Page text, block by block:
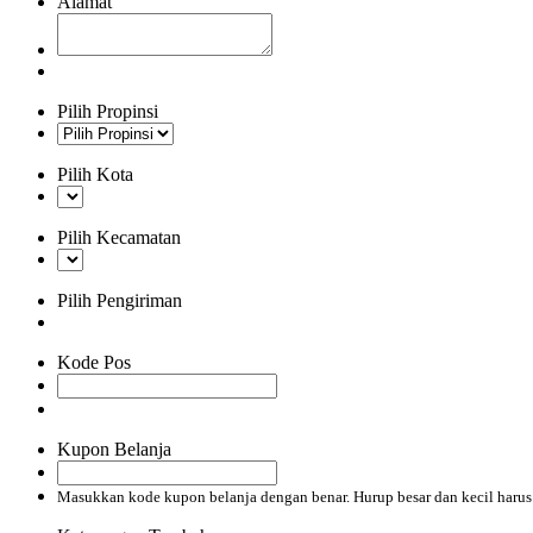
Pilih Propinsi
Pilih Kota
Pilih Kecamatan
Pilih Pengiriman
Kode Pos
Kupon Belanja
Masukkan kode kupon belanja dengan benar. Hurup besar dan kecil harus